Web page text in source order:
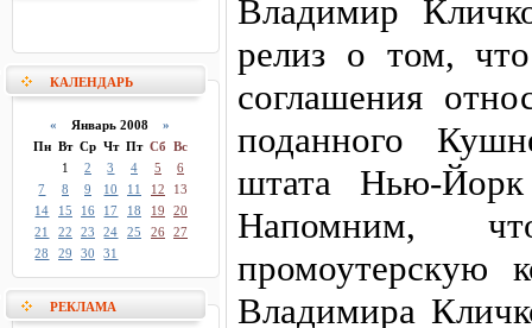
КАЛЕНДАРЬ
« Январь 2008»
Пн Вт Ср Чт Пт Сб Вс
1
2 3 4 5
6
7
8 9 10 11 12
13
14
15 16 17 18 19
20
21
22 23 24 25 26 27
28
29 30 31
РЕКЛАМА
Владимир
релиз о том,
соглашения
поданного
штата Нью-
Напомним,
промоутерскую
Владимира